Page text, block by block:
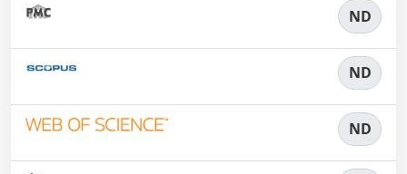
ND
ND
ND